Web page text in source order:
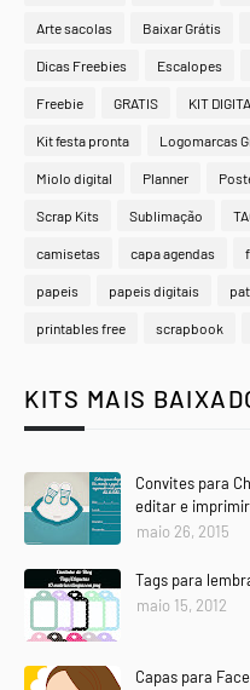
Arte sacolas Baixar Grátis
Dicas Freebies Escalopes
Freebie GRATIS KIT
Kit festa pronta Logomarcas
Miolo digital Planner
Scrap Kits Sublimação
camisetas capa agendas
papeis papeis digitais
printables free scrapbook
KITS MAIS
Convites para
editar e imprimir
maio 26, 2015
Tags para
maio 15, 2012
Capas para